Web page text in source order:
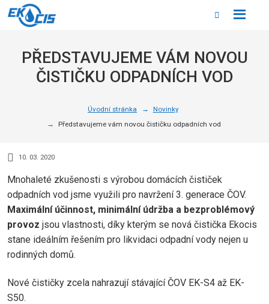
PŘEDSTAVUJEME VÁM NOVOU
ČISTIČKU ODPADNÍCH VOD
Úvodní stránka
Novinky
Představujeme vám novou čističku odpadních vod
10. 03. 2020
Mnohaleté zkušenosti s výrobou domácích čističek
odpadních vod jsme využili pro navržení 3. generace ČOV.
Maximální účinnost, minimální údržba a bezproblémový
provoz jsou vlastnosti, díky kterým se nová čistička Ekocis
stane ideálním řešením pro likvidaci odpadní vody nejen u
rodinných domů.
Nové čističky zcela nahrazují stávající ČOV EK-S4 až EK-
S50.